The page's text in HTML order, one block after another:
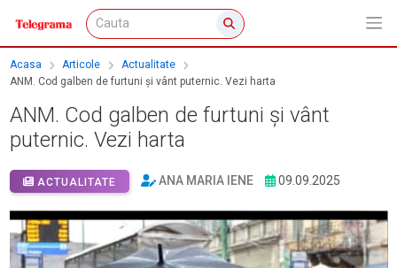
Acasa Articole
Actualitate
ANM. Cod galben de furtuni și vânt puternic. Vezi harta
ANM. Cod galben de furtuni și vânt
puternic. Vezi harta
ACTUALITATE ANA MARIA IENE 09.09.2025